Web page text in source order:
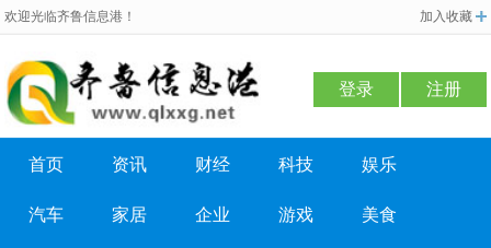
欢迎光临齐鲁信息港！ 加入收藏
登录 注册
首页 资讯 财经 科技 娱乐
汽车 家居 企业 游戏 美食